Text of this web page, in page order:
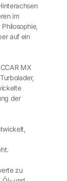
im
auf ein
MX
der
zu